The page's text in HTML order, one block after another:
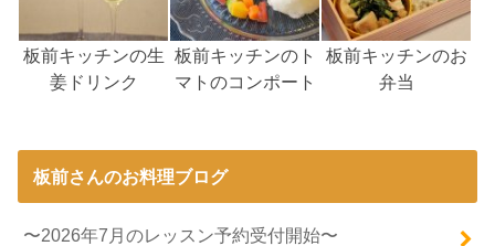
板前キッチンの生
姜ドリンク
板前キッチンのト
マトのコンポート
板前キッチンのお
弁当
板前さんのお料理ブログ
〜2026年7月のレッスン予約受付開始〜